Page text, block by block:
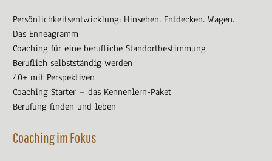
Persönlichkeitsentwicklung: Hinsehen. Entdecken. Wagen.
Das Enneagramm
Coaching für eine berufliche Standortbestimmung
Beruflich selbstständig werden
40+ mit Perspektiven
Coaching Starter – das Kennenlern-Paket
Berufung finden und leben
Coaching im Fokus